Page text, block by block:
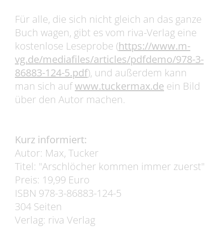
Für alle, die sich nicht gleich an das ganze
Buch wagen, gibt es vom riva-Verlag eine
kostenlose Leseprobe (https://www.m-
vg.de/mediafiles/articles/pdfdemo/978-3-
86883-124-5.pdf), und außerdem kann
man sich aufwww.tuckermax.de ein Bild
über den Autor machen.
Kurz informiert:
Autor: Max, Tucker
Titel: "Arschlöcher kommen immer zuerst"
Preis: 19,99 Euro
ISBN 978-3-86883-124-5
304 Seiten
Verlag: riva Verlag